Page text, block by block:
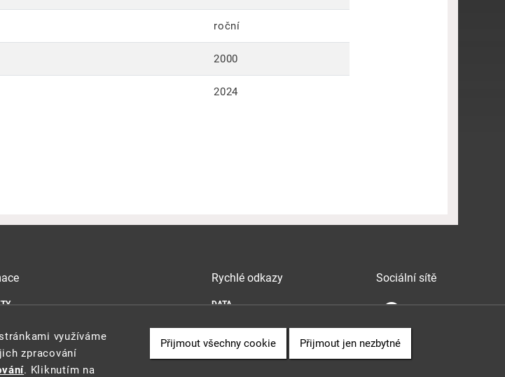
roční
2000
2024
O PŘÍSTUPNOSTI
SOUBORŮ COOKIE
Rychlé odkazy
DATA
PUBLIKACE
Sociální sítě
využíváme
zpracování
. Kliknutím na
Přijmout všechny cookie Přijmout jen nezbytné